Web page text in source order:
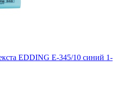
EDDING E-345/10 синий 1-